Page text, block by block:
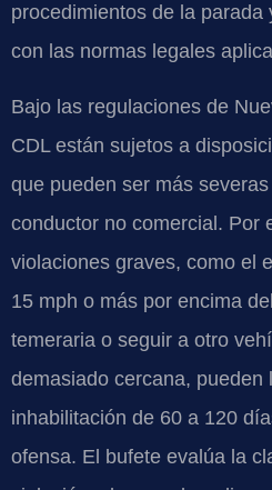
procedimientos de la parada
con las normas legales
Bajo las regulaciones de
CDL están sujetos a
que pueden ser más
conductor no comercial. Por
violaciones graves, como el
15 mph o más por encima
temeraria o seguir a otro
demasiado cercana, pueden
inhabilitación de 60 a 120
ofensa. El bufete evalúa la